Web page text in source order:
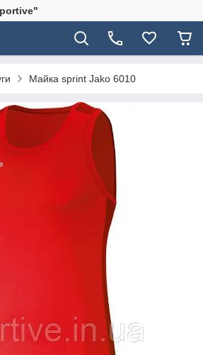
Майка sprint Jako 6010